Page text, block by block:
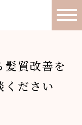
質改善を
ください